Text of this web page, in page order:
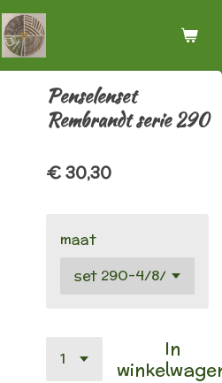
Penselenset
Rembrandt serie 290
€ 30,30
maat
In